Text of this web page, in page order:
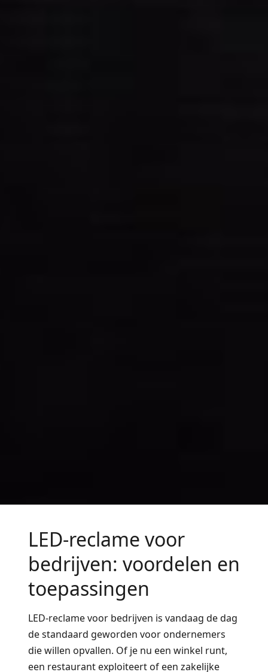
LED-reclame voor
bedrijven: voordelen en
toepassingen
LED-reclame voor bedrijven is vandaag de dag
de standaard geworden voor ondernemers
die willen opvallen. Of je nu een winkel runt,
een restaurant exploiteert of een zakelijke